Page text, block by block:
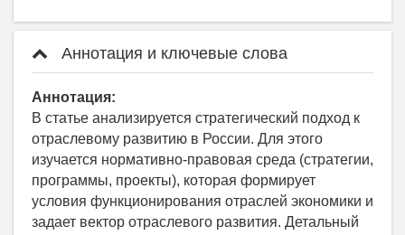
Аннотация и ключевые слова
Аннотация:
В статье анализируется стратегический подход к
отраслевому развитию в России. Для этого
изучается нормативно-правовая среда (стратегии,
программы, проекты), которая формирует
условия функционирования отраслей экономики и
задает вектор отраслевого развития. Детальный